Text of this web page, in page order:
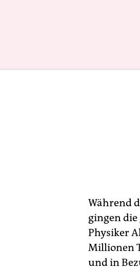
Während
gingen die
Physiker
Millionen
und in